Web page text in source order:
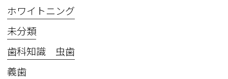
ホワイトニング
未分類
歯科知識 虫歯
義歯